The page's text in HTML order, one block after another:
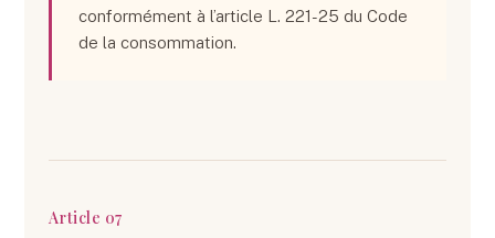
conformément à l’article L. 221-25 du Code
de la consommation.
Article 07